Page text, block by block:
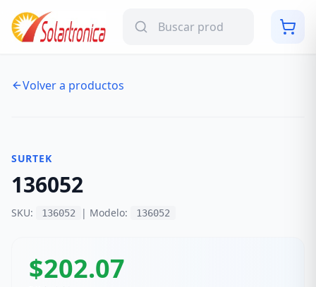
Volver a productos
SURTEK
136052
SKU: 136052 | Modelo: 136052
$202.07